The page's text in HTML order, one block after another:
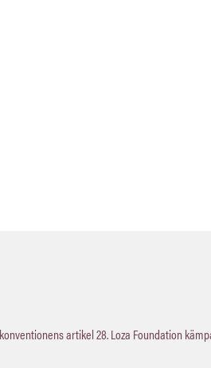
artikel 28. Loza Foundation